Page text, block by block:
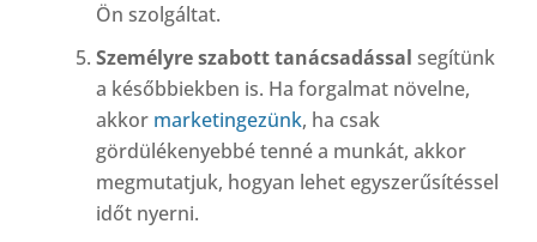
Ön szolgáltat.
Személyre szabott tanácsadással segítünk
a későbbiekben is. Ha forgalmat növelne,
akkor marketingezünk, ha csak
gördülékenyebbé tenné a munkát, akkor
megmutatjuk, hogyan lehet egyszerűsítéssel
időt nyerni.